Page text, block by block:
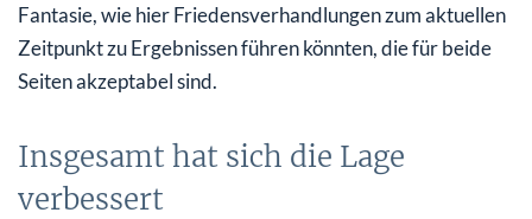
Fantasie, wie hier Friedensverhandlungen zum aktuellen
Zeitpunkt zu Ergebnissen führen könnten, die für beide
Seiten akzeptabel sind.
Insgesamt hat sich die Lage
verbessert